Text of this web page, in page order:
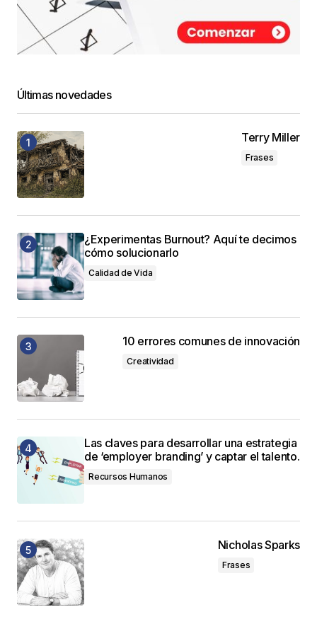
Últimas novedades
Terry Miller
Frases
¿Experimentas Burnout? Aquí te decimos
cómo solucionarlo
Calidad de Vida
10 errores comunes de innovación
Creatividad
Las claves para desarrollar una estrategia
de ‘employer branding’ y captar el talento.
Recursos Humanos
Nicholas Sparks
Frases